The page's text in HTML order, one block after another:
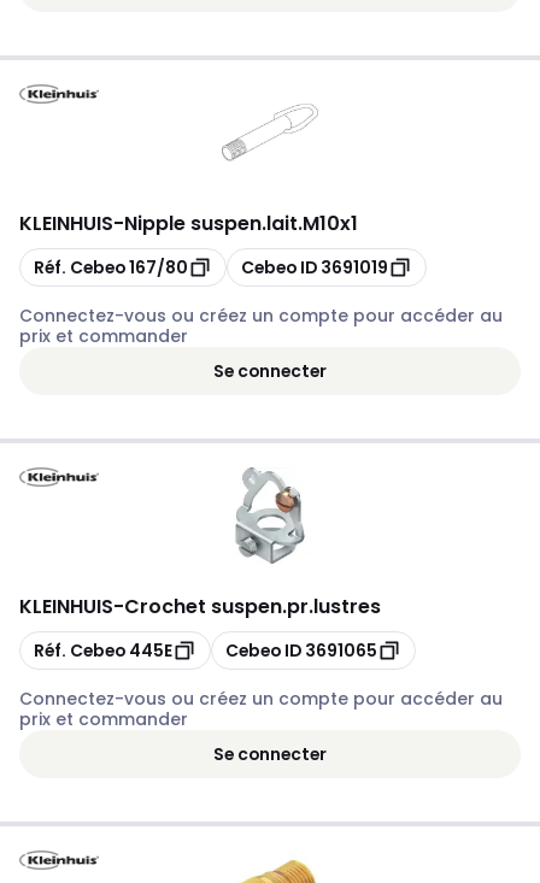
KLEINHUIS-Nipple suspen.lait.M10x1
Copier
Réf. Cebeo167/80 Copier
Cebeo ID 3691019
Connectez-vous ou créez un compte pour accéder au
prix et commander
Se connecter
KLEINHUIS-Crochet suspen.pr.lustres
Copier
Réf. Cebeo 445E Copier
Cebeo ID 3691065
Connectez-vous ou créez un compte pour accéder au
prix et commander
Se connecter